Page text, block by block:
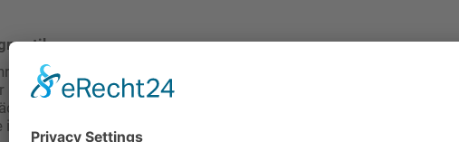
vor vielen Jahren in jedem Fall die Laparoskopie der
üblich, zunächst eine nicht invasive Diagnostik durchzuführen, da
auch eine medikamentöse Therapie erfolgen kann. Nur in
invasive Diagnostik mit gleichzeitiger operativer Therapie